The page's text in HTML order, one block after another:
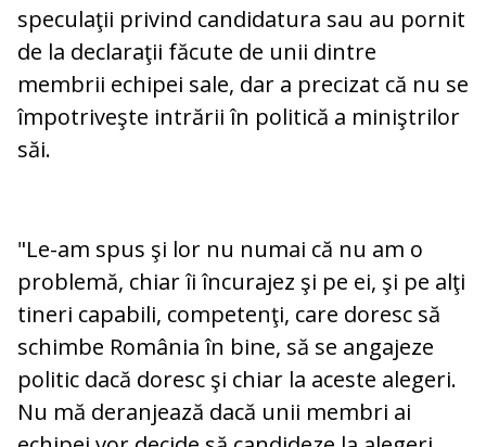
speculaţii privind candidatura sau au pornit
de la declaraţii făcute de unii dintre
membrii echipei sale, dar a precizat că nu se
împotriveşte intrării în politică a miniştrilor
săi.
"Le-am spus şi lor nu numai că nu am o
problemă, chiar îi încurajez şi pe ei, şi pe alţi
tineri capabili, competenţi, care doresc să
schimbe România în bine, să se angajeze
politic dacă doresc şi chiar la aceste alegeri.
Nu mă deranjează dacă unii membri ai